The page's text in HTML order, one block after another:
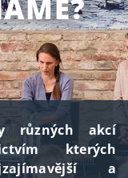
různých akcí
kterých
a